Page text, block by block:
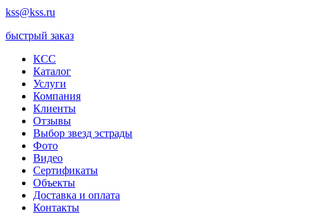
kss@kss.ru
быстрый заказ
КСС
Каталог
Услуги
Компания
Клиенты
Oтзывы
Выбор звезд эстрады
Фото
Видео
Сертификаты
Объекты
Доставка и оплата
Контакты